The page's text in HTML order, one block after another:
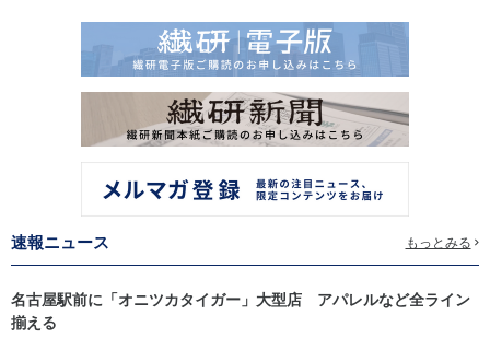
速報ニュース もっとみる
名古屋駅前に「オニツカタイガー」大型店 アパレルなど全ライン
揃える